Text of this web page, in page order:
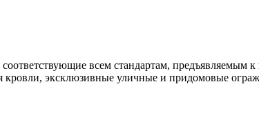
всем стандартам, предъявляемым
эксклюзивные уличные и придомовые